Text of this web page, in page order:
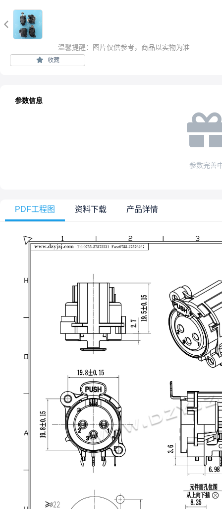

温馨提醒：图片仅供参考，商品以实物为准
收藏
参数信息
参数完善
PDF工程图 资料下载 产品详情